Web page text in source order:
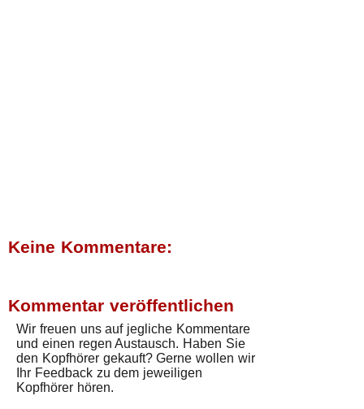
Keine Kommentare:
Kommentar veröffentlichen
Wir freuen uns auf jegliche Kommentare
und einen regen Austausch. Haben Sie
den Kopfhörer gekauft? Gerne wollen wir
Ihr Feedback zu dem jeweiligen
Kopfhörer hören.